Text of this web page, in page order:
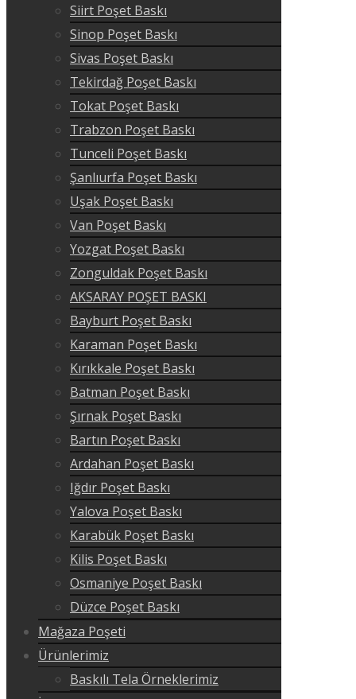
Siirt Poşet Baskı
Sinop Poşet Baskı
Sivas Poşet Baskı
Tekirdağ Poşet Baskı
Tokat Poşet Baskı
Trabzon Poşet Baskı
Tunceli Poşet Baskı
Şanlıurfa Poşet Baskı
Uşak Poşet Baskı
Van Poşet Baskı
Yozgat Poşet Baskı
Zonguldak Poşet Baskı
AKSARAY POŞET BASKI
Bayburt Poşet Baskı
Karaman Poşet Baskı
Kırıkkale Poşet Baskı
Batman Poşet Baskı
Şırnak Poşet Baskı
Bartın Poşet Baskı
Ardahan Poşet Baskı
Iğdır Poşet Baskı
Yalova Poşet Baskı
Karabük Poşet Baskı
Kilis Poşet Baskı
Osmaniye Poşet Baskı
Düzce Poşet Baskı
Mağaza Poşeti
Ürünlerimiz
Baskılı Tela Örneklerimiz